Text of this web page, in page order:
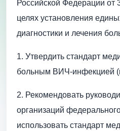
Российской Федерации от
целях установления
диагностики и лечения
1. Утвердить стандарт
больным ВИЧ-инфекцией
2. Рекомендовать
организаций
использовать стандарт